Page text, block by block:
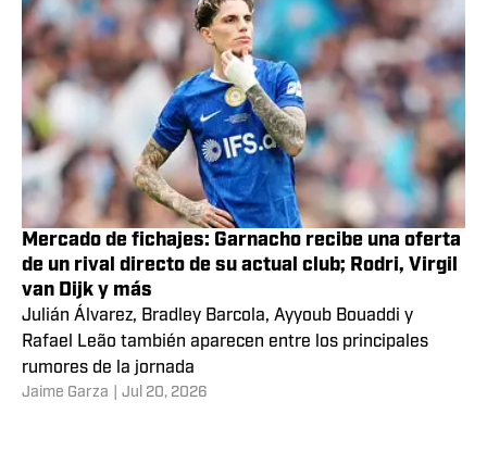
Mercado de fichajes: Garnacho recibe una oferta
de un rival directo de su actual club; Rodri, Virgil
van Dijk y más
Julián Álvarez, Bradley Barcola, Ayyoub Bouaddi y
Rafael Leão también aparecen entre los principales
rumores de la jornada
Jaime Garza Jul 20, 2026